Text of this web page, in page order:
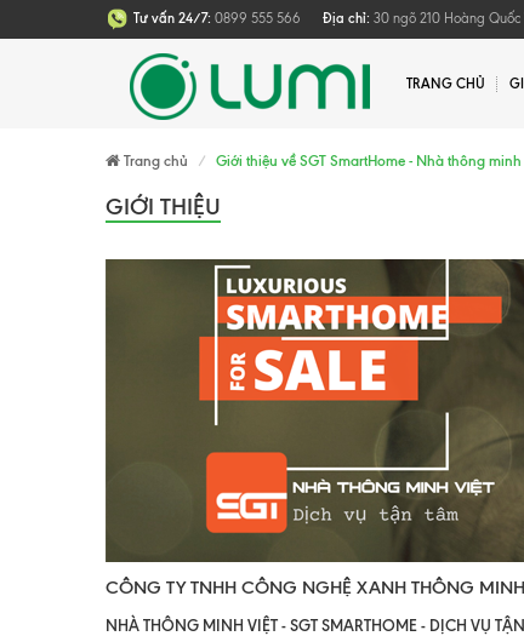
Tư vấn 24/7: 0899 555 566 Địa chỉ: 30 ngõ 210 Hoàng Quốc
TRANG CHỦ
Trang chủ Giới thiệu về SGT SmartHome - Nhà thông minh
GIỚI THIỆU
CÔNG TY TNHH CÔNG NGHỆ XANH THÔNG
NHÀ THÔNG MINH VIỆT - SGT SMARTHOME - DỊCH VỤ